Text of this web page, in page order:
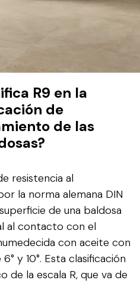
R9 en la
de
de las
resistencia al
la norma alemana DIN
de una baldosa
al contacto con el
con aceite con
y 10°. Esta clasificación
de la escala R, que va de